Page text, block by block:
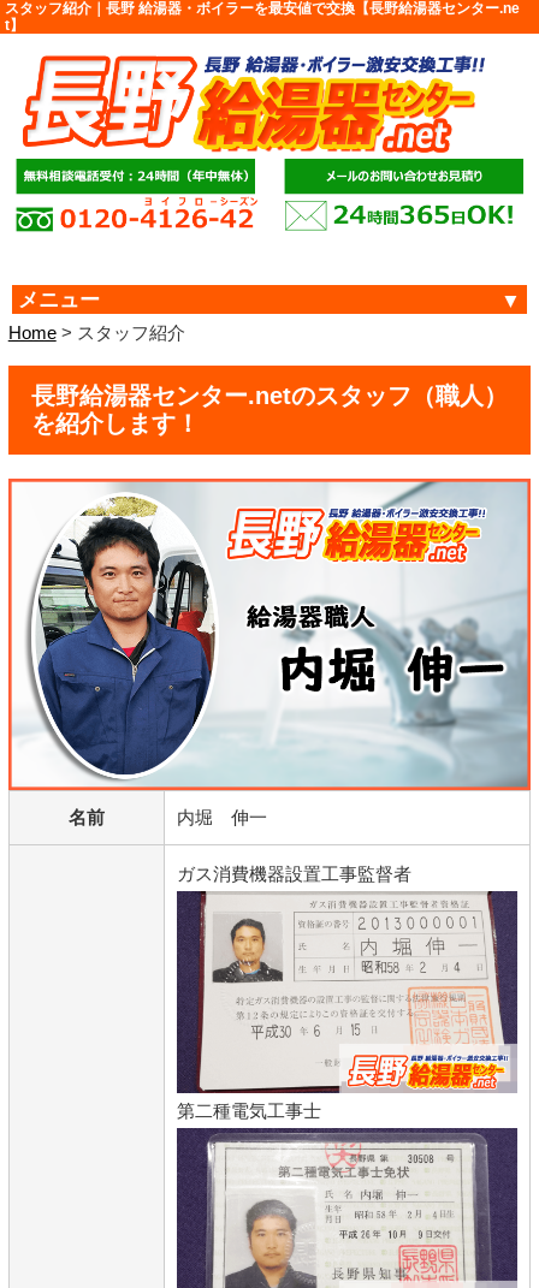
スタッフ紹介｜長野 給湯器・ボイラーを最安値で交換【長野給湯器センター.ne
t】
メニュー
Home> スタッフ紹介
長野給湯器センター.netのスタッフ（職人）
を紹介します！
名前 内堀 伸一
ガス消費機器設置工事監督者
第二種電気工事士